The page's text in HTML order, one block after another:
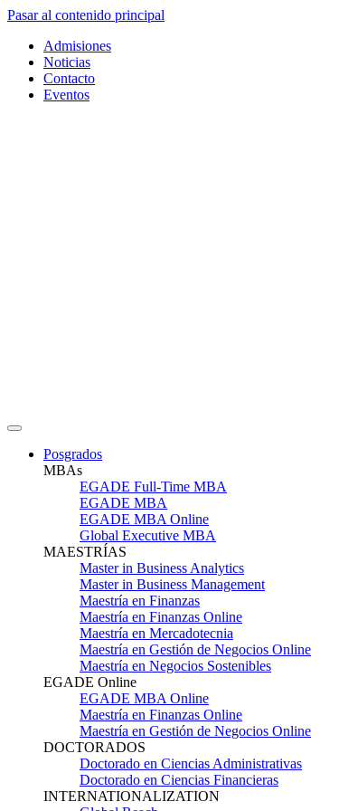
Pasar al contenido principal
Admisiones
Noticias
Contacto
Eventos
Posgrados
MBAs
EGADE Full-Time MBA
EGADE MBA
EGADE MBA Online
Global Executive MBA
MAESTRÍAS
Master in Business Analytics
Master in Business Management
Maestría en Finanzas
Maestría en Finanzas Online
Maestría en Mercadotecnia
Maestría en Gestión de Negocios Online
Maestría en Negocios Sostenibles
EGADE Online
EGADE MBA Online
Maestría en Finanzas Online
Maestría en Gestión de Negocios Online
DOCTORADOS
Doctorado en Ciencias Administrativas
Doctorado en Ciencias Financieras
INTERNATIONALIZATION